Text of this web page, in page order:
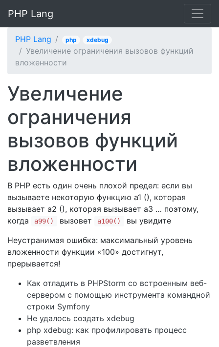
PHP Lang
PHP Lang php xdebug
Увеличение ограничения вызовов функций
вложенности
Увеличение
ограничения
вызовов функций
вложенности
В PHP есть один очень плохой предел: если вы
вызываете некоторую функцию a1 (), которая
вызывает a2 (), которая вызывает a3 … поэтому,
когда
a99() вызовет a100()
вы увидите
Неустранимая ошибка: максимальный уровень
вложенности функции «100» достигнут,
прерывается!
Как отладить в PHPStorm со встроенным веб-
сервером с помощью инструмента командной
строки Symfony
Не удалось создать xdebug
php xdebug: как профилировать процесс
разветвления